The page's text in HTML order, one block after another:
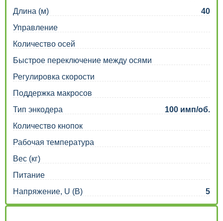
Длина (м)
40
Управление
Количество осей
Быстрое переключение между осями
Регулировка скорости
Поддержка макросов
Тип энкодера
100 имп/об.
Количество кнопок
Рабочая температура
Вес (кг)
Питание
Напряжение, U (В)
5